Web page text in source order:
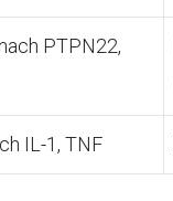
PTPN22,
IL-1, TNF